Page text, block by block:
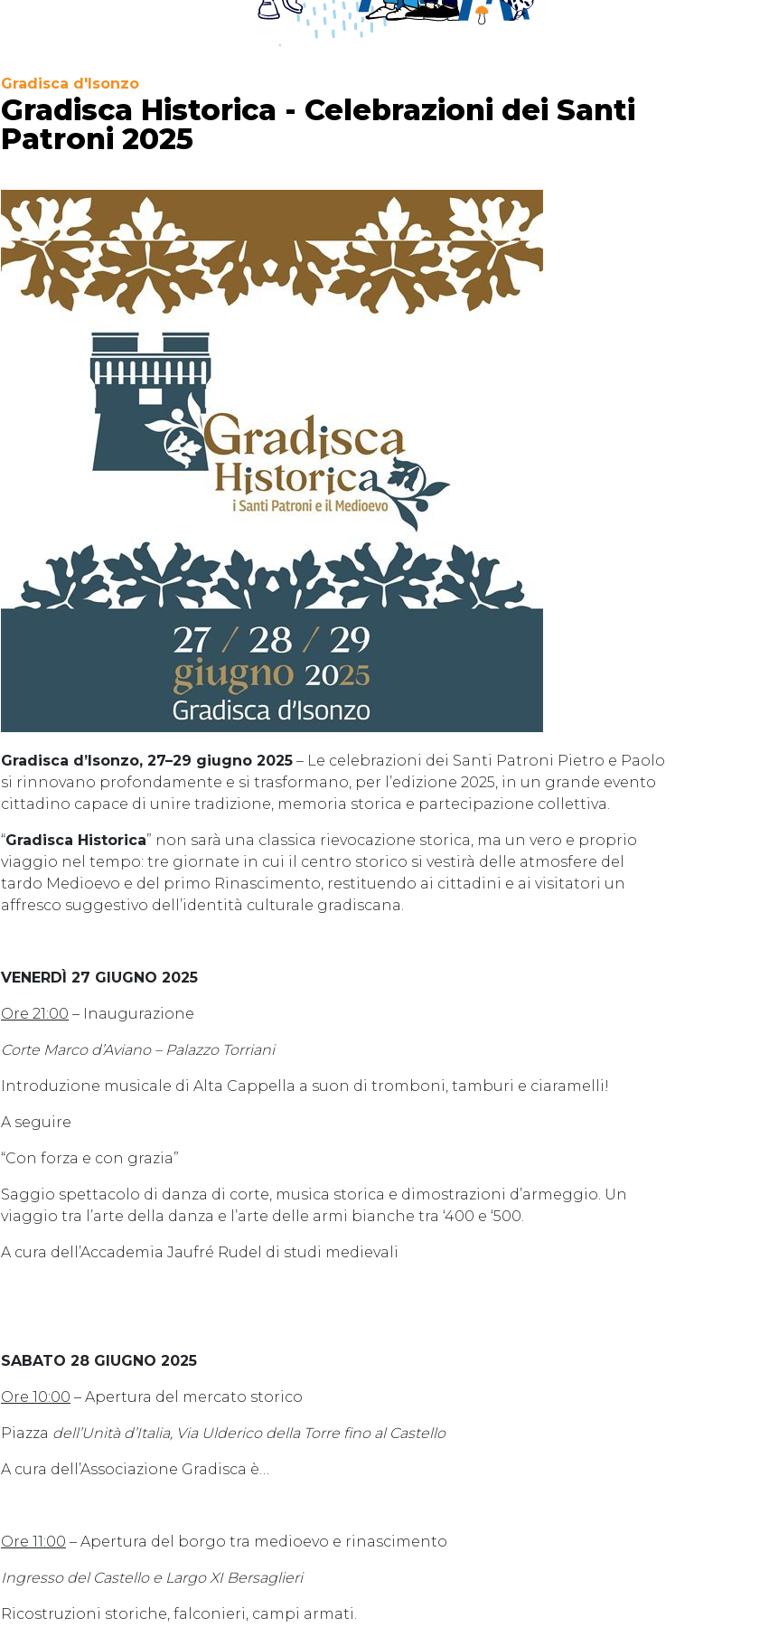
Gradisca d'Isonzo
Gradisca Historica - Celebrazioni dei Santi
Patroni 2025
Gradisca d’Isonzo, 27–29 giugno 2025 – Le celebrazioni dei Santi Patroni Pietro e Paolo
si rinnovano profondamente e si trasformano, per l’edizione 2025, in un grande evento
cittadino capace di unire tradizione, memoria storica e partecipazione collettiva.
“Gradisca Historica” non sarà una classica rievocazione storica, ma un vero e proprio
viaggio nel tempo: tre giornate in cui il centro storico si vestirà delle atmosfere del
tardo Medioevo e del primo Rinascimento, restituendo ai cittadini e ai visitatori un
affresco suggestivo dell’identità culturale gradiscana.
VENERDÌ 27 GIUGNO 2025
Ore 21:00 – Inaugurazione
Corte Marco d’Aviano – Palazzo Torriani
Introduzione musicale di Alta Cappella a suon di tromboni, tamburi e ciaramelli!
A seguire
“Con forza e con grazia”
Saggio spettacolo di danza di corte, musica storica e dimostrazioni d’armeggio. Un
viaggio tra l’arte della danza e l’arte delle armi bianche tra ‘400 e ‘500.
A cura dell’Accademia Jaufré Rudel di studi medievali
SABATO 28 GIUGNO 2025
Ore 10:00 – Apertura del mercato storico
Piazza dell’Unità d’Italia, Via Ulderico della Torre fino al Castello
A cura dell’Associazione Gradisca è…
Ore 11:00 – Apertura del borgo tra medioevo e rinascimento
Ingresso del Castello e Largo XI Bersaglieri
Ricostruzioni storiche, falconieri, campi armati.